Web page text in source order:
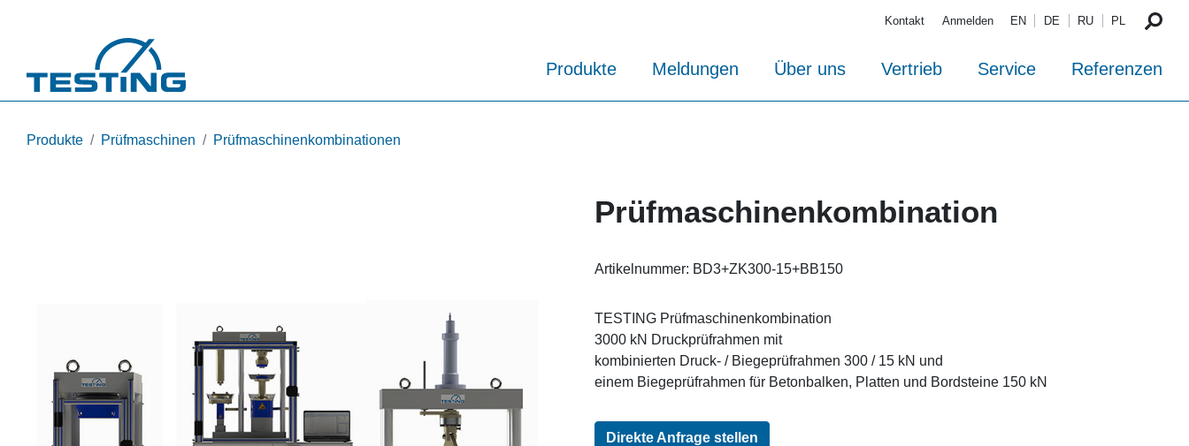
Kontakt Anmelden EN DE RU PL
Produkte Meldungen Über uns Vertrieb Service Referenzen
Produkte Prüfmaschinen Prüfmaschinenkombinationen
Prüfmaschinenkombination
Artikelnummer: BD3+ZK300-15+BB150
TESTING Prüfmaschinenkombination
3000 kN Druckprüfrahmen mit
kombinierten Druck- / Biegeprüfrahmen 300 / 15 kN und
einem Biegeprüfrahmen für Betonbalken, Platten und Bordsteine 150 kN
Direkte Anfrage stellen